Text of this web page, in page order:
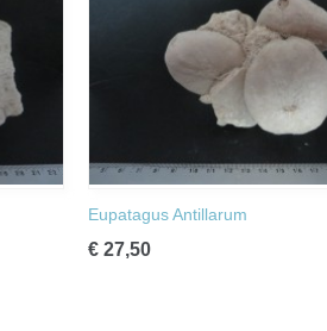
Eupatagus Antillarum
€ 27,50